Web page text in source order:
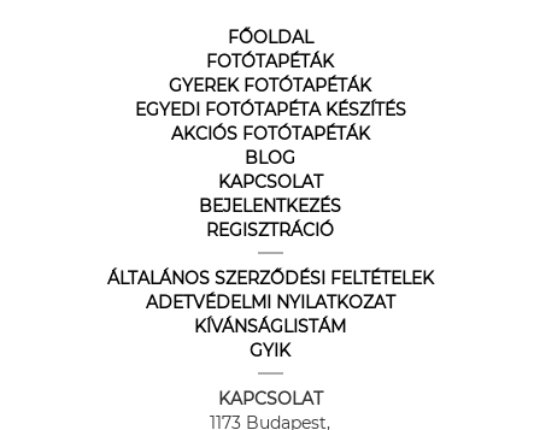
FŐOLDAL
FOTÓTAPÉTÁK
GYEREK FOTÓTAPÉTÁK
EGYEDI FOTÓTAPÉTA KÉSZÍTÉS
AKCIÓS FOTÓTAPÉTÁK
BLOG
KAPCSOLAT
BEJELENTKEZÉS
REGISZTRÁCIÓ
ÁLTALÁNOS SZERZŐDÉSI FELTÉTELEK
ADETVÉDELMI NYILATKOZAT
KÍVÁNSÁGLISTÁM
GYIK
KAPCSOLAT
1173 Budapest,